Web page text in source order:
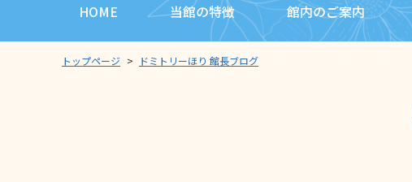
HOME 当館の特徴 館内のご案内
トップページ > ドミトリーほり 館長ブログ